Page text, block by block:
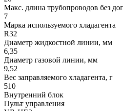
Макс. длина трубопроводов без
7
Марка используемого хладагента
R32
Диаметр жидкостной линии, мм
6,35
Диаметр газовой линии, мм
9,52
Вес заправляемого хладагента, г
510
Внутренний блок
Пульт управления